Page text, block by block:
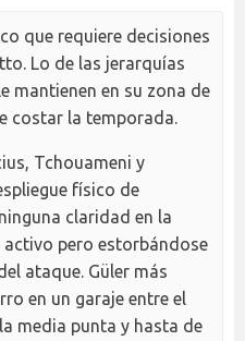
que requiere decisiones
Lo de las jerarquías
mantienen en su zona de
costar la temporada.
Tchouameni y
físico de
claridad en la
activo pero estorbándose
ataque. Güler más
en un garaje entre el
media punta y hasta de